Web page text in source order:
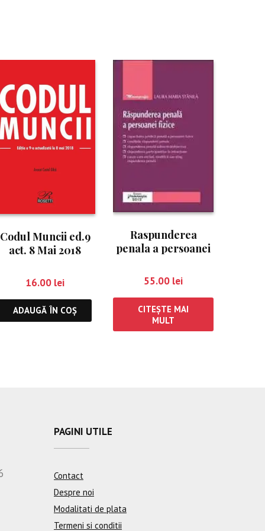
Codul Muncii ed.9
act. 8 Mai 2018
16.00 lei
ADAUGĂ ÎN COȘ
Raspunderea
penala a persoanei
55.00 lei
CITEȘTE MAI
MULT
PAGINI UTILE
Contact
Despre noi
Modalitati de plata
Termeni si conditii